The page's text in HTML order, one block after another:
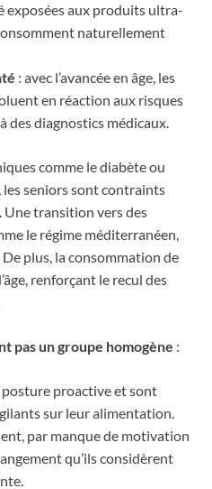
exposées aux produits ultra-
naturellement
: avec l’avancée en âge, les
en réaction aux risques
des diagnostics médicaux.
comme le diabète ou
les seniors sont contraints
Une transition vers des
le régime méditerranéen,
plus, la consommation de
renforçant le recul des
pas un groupe homogène :
proactive et sont
sur leur alimentation.
par manque de motivation
qu’ils considèrent